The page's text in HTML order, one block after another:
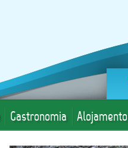
Gastronomia Alojamento